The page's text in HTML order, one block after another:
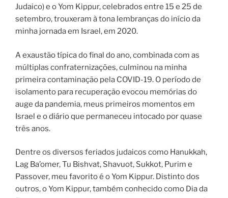
Judaico) e o Yom Kippur, celebrados entre 15 e 25 de
setembro, trouxeram à tona lembranças do início da
minha jornada em Israel, em 2020.
A exaustão típica do final do ano, combinada com as
múltiplas confraternizações, culminou na minha
primeira contaminação pela COVID-19. O período de
isolamento para recuperação evocou memórias do
auge da pandemia, meus primeiros momentos em
Israel e o diário que permaneceu intocado por quase
três anos.
Dentre os diversos feriados judaicos como Hanukkah,
Lag Ba’omer, Tu Bishvat, Shavuot, Sukkot, Purim e
Passover, meu favorito é o Yom Kippur. Distinto dos
outros, o Yom Kippur, também conhecido como Dia da